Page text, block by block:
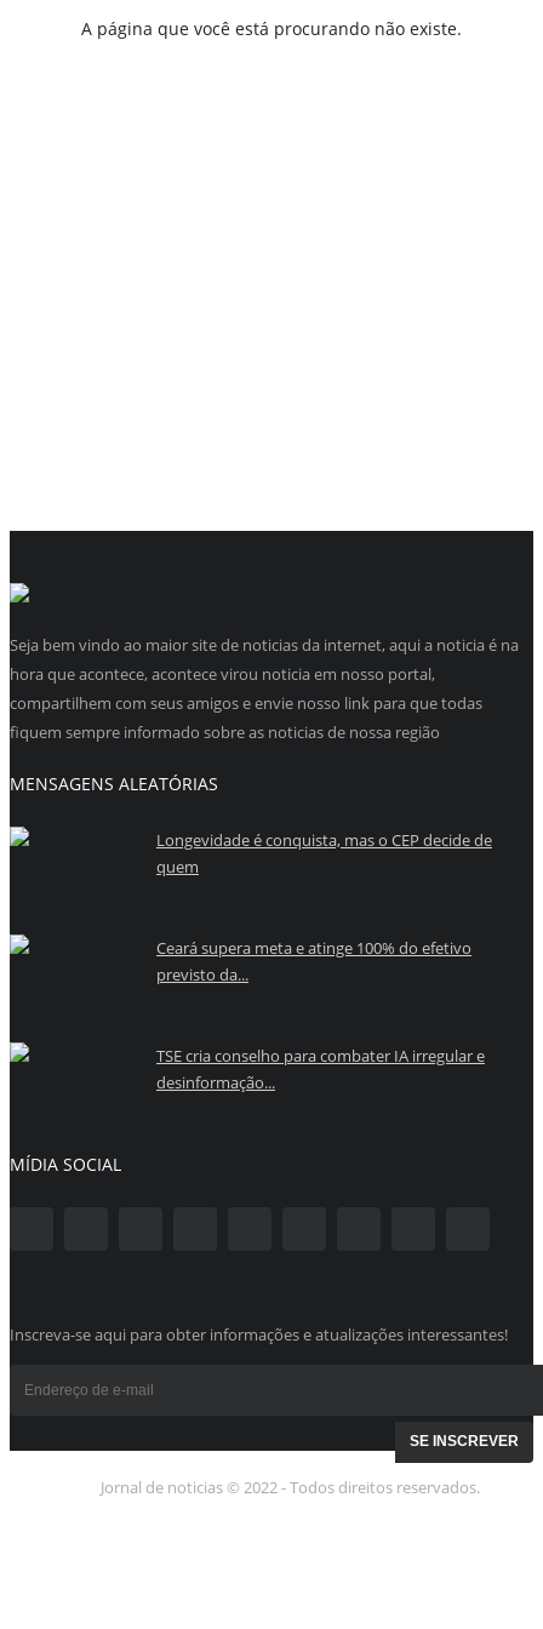
A página que você está procurando não existe.
Seja bem vindo ao maior site de noticias da internet, aqui a noticia é na
hora que acontece, acontece virou noticia em nosso portal,
compartilhem com seus amigos e envie nosso link para que todas
fiquem sempre informado sobre as noticias de nossa região
MENSAGENS ALEATÓRIAS
Longevidade é conquista, mas o CEP decide de
quem
Ceará supera meta e atinge 100% do efetivo
previsto da...
TSE cria conselho para combater IA irregular e
desinformação...
MÍDIA SOCIAL
Inscreva-se aqui para obter informações e atualizações interessantes!
Jornal de noticias © 2022 - Todos direitos reservados.